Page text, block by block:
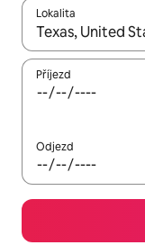
Lokalita
Až budou
Příjezd
Odjezd